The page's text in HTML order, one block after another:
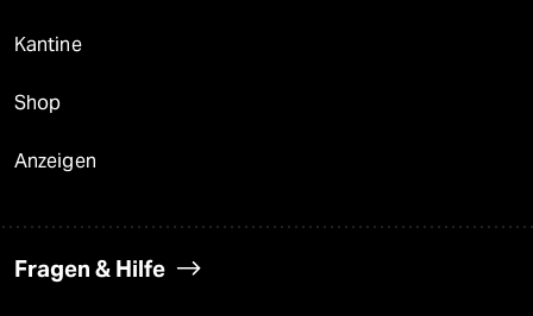
Kantine
Shop
Anzeigen
Fragen & Hilfe